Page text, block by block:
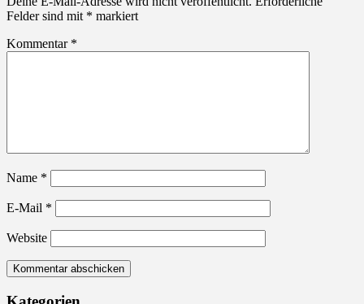
Felder sind mit * markiert
Kommentar *
Name *
E-Mail *
Website